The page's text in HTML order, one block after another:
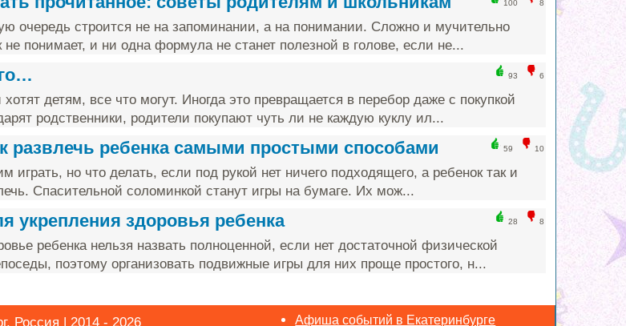
100 8
очередь строится не на запоминании, а на понимании. Сложно и мучительно
не понимает, и ни одна формула не станет полезной в голове, если не...
93 6
детям, все что могут. Иногда это превращается в перебор даже с покупкой
родственники, родители покупают чуть ли не каждую куклу ил...
59 10
развлечь ребенка самыми простыми способами
но что делать, если под рукой нет ничего подходящего, а ребенок так и
Спасительной соломинкой станут игры на бумаге. Их мож...
28 8
укрепления здоровья ребенка
ребенка нельзя назвать полноценной, если нет достаточной физической
поэтому организовать подвижные игры для них проще простого, н...
Россия | 2014 - 2026 Афиша событий в Екатеринбурге